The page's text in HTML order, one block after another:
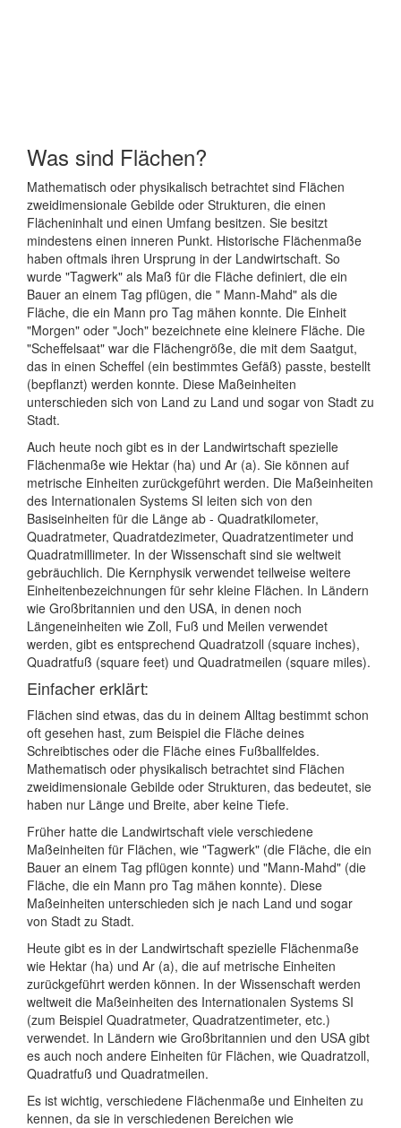
Was sind Flächen?
Mathematisch oder physikalisch betrachtet sind Flächen
zweidimensionale Gebilde oder Strukturen, die einen
Flächeninhalt und einen Umfang besitzen. Sie besitzt
mindestens einen inneren Punkt. Historische Flächenmaße
haben oftmals ihren Ursprung in der Landwirtschaft. So
wurde "Tagwerk" als Maß für die Fläche definiert, die ein
Bauer an einem Tag pflügen, die " Mann-Mahd" als die
Fläche, die ein Mann pro Tag mähen konnte. Die Einheit
"Morgen" oder "Joch" bezeichnete eine kleinere Fläche. Die
"Scheffelsaat" war die Flächengröße, die mit dem Saatgut,
das in einen Scheffel (ein bestimmtes Gefäß) passte, bestellt
(bepflanzt) werden konnte. Diese Maßeinheiten
unterschieden sich von Land zu Land und sogar von Stadt zu
Stadt.
Auch heute noch gibt es in der Landwirtschaft spezielle
Flächenmaße wie Hektar (ha) und Ar (a). Sie können auf
metrische Einheiten zurückgeführt werden. Die Maßeinheiten
des Internationalen Systems SI leiten sich von den
Basiseinheiten für die Länge ab - Quadratkilometer,
Quadratmeter, Quadratdezimeter, Quadratzentimeter und
Quadratmillimeter. In der Wissenschaft sind sie weltweit
gebräuchlich. Die Kernphysik verwendet teilweise weitere
Einheitenbezeichnungen für sehr kleine Flächen. In Ländern
wie Großbritannien und den USA, in denen noch
Längeneinheiten wie Zoll, Fuß und Meilen verwendet
werden, gibt es entsprechend Quadratzoll (square inches),
Quadratfuß (square feet) und Quadratmeilen (square miles).
Einfacher erklärt:
Flächen sind etwas, das du in deinem Alltag bestimmt schon
oft gesehen hast, zum Beispiel die Fläche deines
Schreibtisches oder die Fläche eines Fußballfeldes.
Mathematisch oder physikalisch betrachtet sind Flächen
zweidimensionale Gebilde oder Strukturen, das bedeutet, sie
haben nur Länge und Breite, aber keine Tiefe.
Früher hatte die Landwirtschaft viele verschiedene
Maßeinheiten für Flächen, wie "Tagwerk" (die Fläche, die ein
Bauer an einem Tag pflügen konnte) und "Mann-Mahd" (die
Fläche, die ein Mann pro Tag mähen konnte). Diese
Maßeinheiten unterschieden sich je nach Land und sogar
von Stadt zu Stadt.
Heute gibt es in der Landwirtschaft spezielle Flächenmaße
wie Hektar (ha) und Ar (a), die auf metrische Einheiten
zurückgeführt werden können. In der Wissenschaft werden
weltweit die Maßeinheiten des Internationalen Systems SI
(zum Beispiel Quadratmeter, Quadratzentimeter, etc.)
verwendet. In Ländern wie Großbritannien und den USA gibt
es auch noch andere Einheiten für Flächen, wie Quadratzoll,
Quadratfuß und Quadratmeilen.
Es ist wichtig, verschiedene Flächenmaße und Einheiten zu
kennen, da sie in verschiedenen Bereichen wie